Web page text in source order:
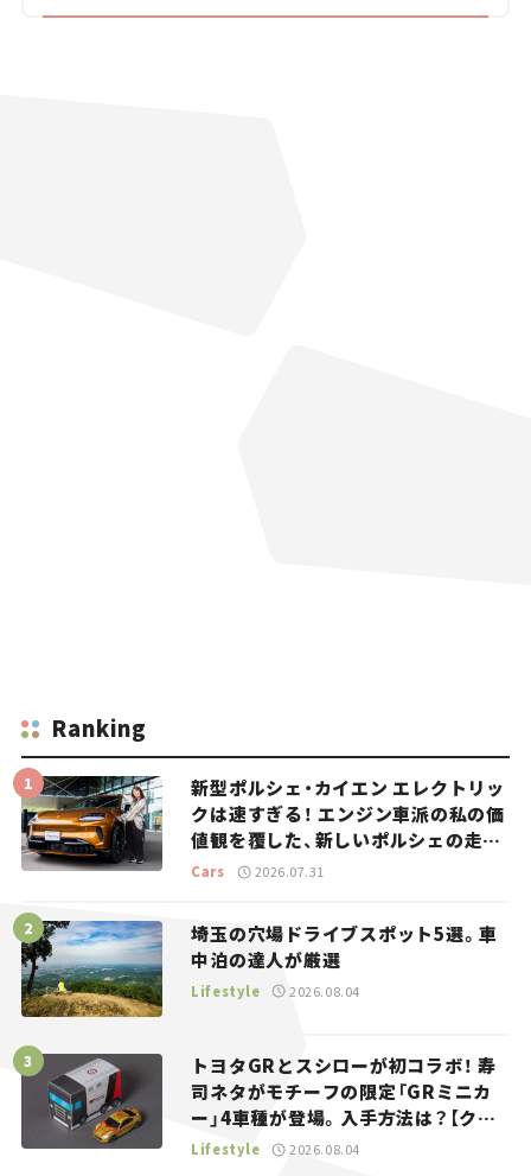
Ranking
新型ポルシェ・カイエン エレクトリッ
クは速すぎる！ エンジン車派の私の価
値観を覆した、新しいポルシェの走
り。
Cars 2026.07.31
埼玉の穴場ドライブスポット5選。車
中泊の達人が厳選
Lifestyle 2026.08.04
トヨタGRとスシローが初コラボ！ 寿
司ネタがモチーフの限定「GRミニカ
ー」4車種が登場。入手方法は？【クル
マとホビー】
Lifestyle 2026.08.04